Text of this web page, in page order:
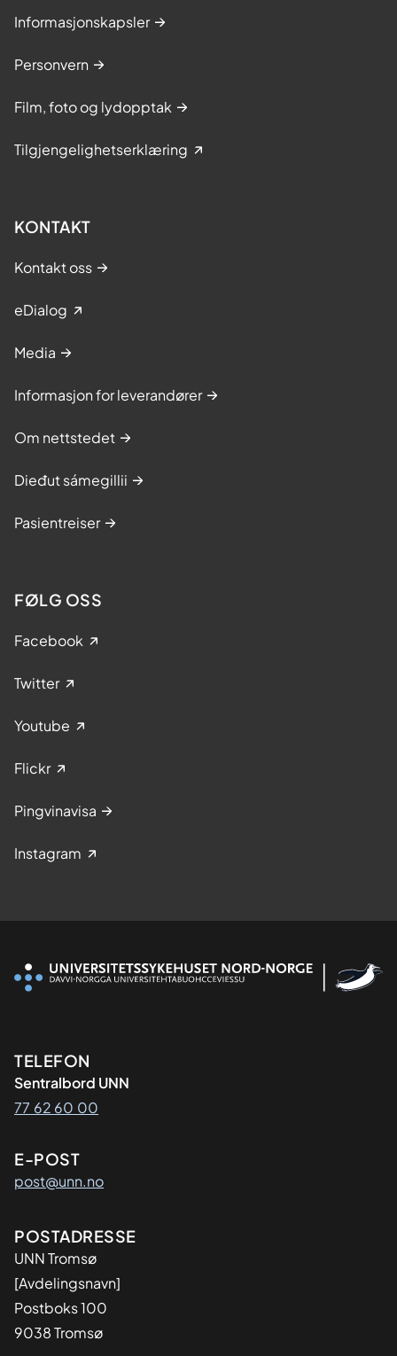
Informasjonskapsler
Personvern
Film, foto og lydopptak
Tilgjengelighetserklæring
KONTAKT
Kontakt oss
eDialog
Media
Informasjon for leverandører
Om nettstedet
Dieđut sámegillii
Pasientreiser
FØLG OSS
Facebook
Twitter
Youtube
Flickr
Pingvinavisa
Instagram
Kontaktinformasjon
TELEFON
Sentralbord UNN
77 62 60 00
E-POST
post@unn.no
Adresse
POSTADRESSE
UNN Tromsø
[Avdelingsnavn]
Postboks 100
9038 Tromsø